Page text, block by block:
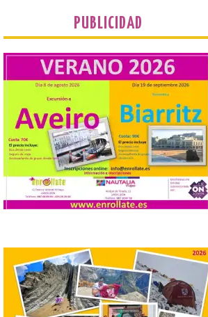
Camarzius fest: frente al
macroevento, un festival
cultural transformador
que apuesta por el legado.
6 Ago 2026
Los días 7, 8 y 9 de agosto
de 2026, Camarzana de
Tera volverá a convertirse
en punto de encuentro,
con la Villa Romana de
Orpheus. Vivimos un momento en el que la
música en directo mueve grandes
fenómenos de […]
Cabrillanes analizará,
conforme a la legalidad, la
solicitud para la
celebración del Iberia
Eclipse Festival
PUBLICIDAD